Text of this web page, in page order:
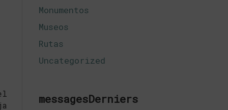
Monumentos
Museos
Rutas
Uncategorized
messagesDerniers